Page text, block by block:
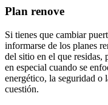
Plan renove
Si tienes que cambiar
informarse de los planes
del sitio en el que residas,
en especial cuando se
energético, la seguridad
cuestión.